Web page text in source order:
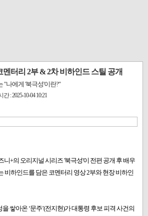
터리 2부 & 2차 비하인드 스틸 공개
"나에게 '북극성'이란?"
: 2025-10-04 10:21
니+의 오리지널 시리즈 '북극성'이 전편 공개 후 배우
비하인드를 담은 코멘터리 영상 2부와 현장 비하인
쌓아온 ‘문주’(전지현)가 대통령 후보 피격 사건의